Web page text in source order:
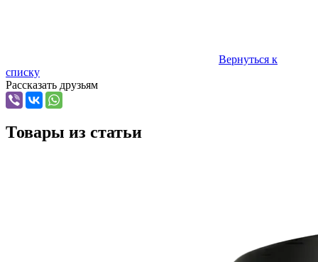
Вернуться к
списку
Рассказать друзьям
Товары из статьи